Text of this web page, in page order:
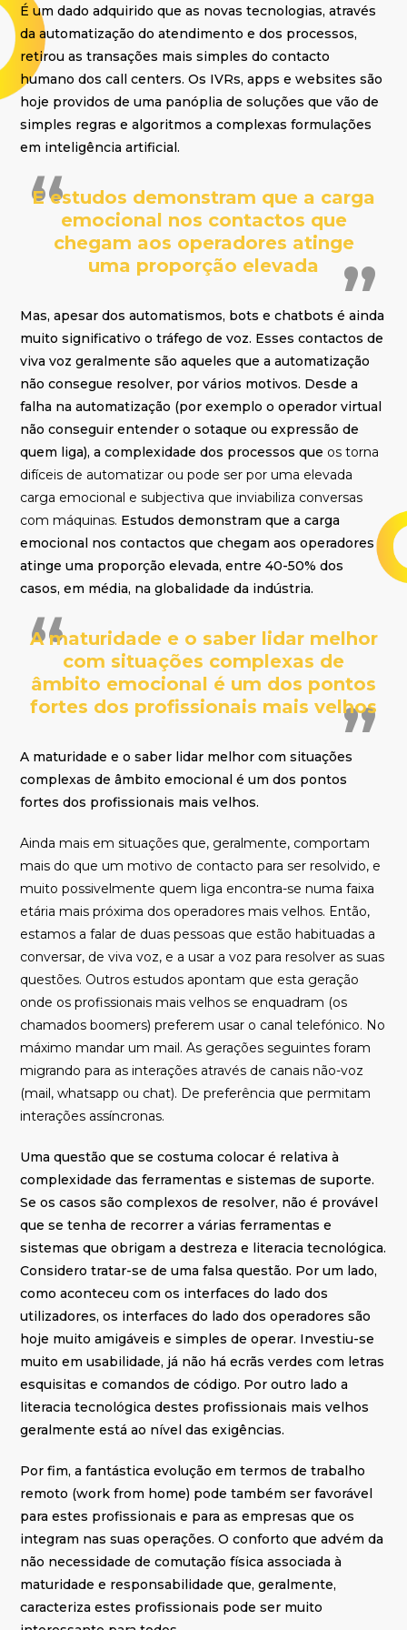
É um dado adquirido que as novas tecnologias, através
da automatização do atendimento e dos processos,
retirou as transações mais simples do contacto
humano dos call centers. Os IVRs, apps e websites são
hoje providos de uma panóplia de soluções que vão de
simples regras e algoritmos a complexas formulações
em inteligência artificial.
E estudos demonstram que a carga
emocional nos contactos que
chegam aos operadores atinge
uma proporção elevada
Mas, apesar dos automatismos, bots e chatbots é ainda
muito significativo o tráfego de voz. Esses contactos de
viva voz geralmente são aqueles que a automatização
não consegue resolver, por vários motivos. Desde a
falha na automatização (por exemplo o operador virtual
não conseguir entender o sotaque ou expressão de
quem liga), a complexidade dos processos que os torna
difíceis de automatizar ou pode ser por uma elevada
carga emocional e subjectiva que inviabiliza conversas
com máquinas. Estudos demonstram que a carga
emocional nos contactos que chegam aos operadores
atinge uma proporção elevada, entre 40-50% dos
casos, em média, na globalidade da indústria.
A maturidade e o saber lidar melhor
com situações complexas de
âmbito emocional é um dos pontos
fortes dos profissionais mais velhos
A maturidade e o saber lidar melhor com situações
complexas de âmbito emocional é um dos pontos
fortes dos profissionais mais velhos.
Ainda mais em situações que, geralmente, comportam
mais do que um motivo de contacto para ser resolvido, e
muito possivelmente quem liga encontra-se numa faixa
etária mais próxima dos operadores mais velhos. Então,
estamos a falar de duas pessoas que estão habituadas a
conversar, de viva voz, e a usar a voz para resolver as suas
questões. Outros estudos apontam que esta geração
onde os profissionais mais velhos se enquadram (os
chamados boomers) preferem usar o canal telefónico. No
máximo mandar um mail. As gerações seguintes foram
migrando para as interações através de canais não-voz
(mail,whatsapp ou chat). De preferência que permitam
interações assíncronas.
Uma questão que se costuma colocar é relativa à
complexidade das ferramentas e sistemas de suporte.
Se os casos são complexos de resolver, não é provável
que se tenha de recorrer a várias ferramentas e
sistemas que obrigam a destreza e literacia tecnológica.
Considero tratar-se de uma falsa questão. Por um lado,
como aconteceu com os interfaces do lado dos
utilizadores, os interfaces do lado dos operadores são
hoje muito amigáveis e simples de operar. Investiu-se
muito em usabilidade, já não há ecrãs verdes com letras
esquisitas e comandos de código. Por outro lado a
literacia tecnológica destes profissionais mais velhos
geralmente está ao nível das exigências.
Por fim, a fantástica evolução em termos de trabalho
remoto (work from home) pode também ser favorável
para estes profissionais e para as empresas que os
integram nas suas operações. O conforto que advém da
não necessidade de comutação física associada à
maturidade e responsabilidade que, geralmente,
caracteriza estes profissionais pode ser muito